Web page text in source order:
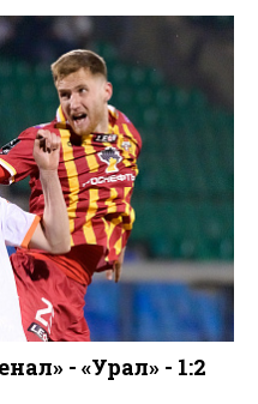
- «Урал» - 1:2